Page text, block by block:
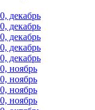
декабрь
декабрь
декабрь
декабрь
декабрь
ноябрь
ноябрь
ноябрь
ноябрь